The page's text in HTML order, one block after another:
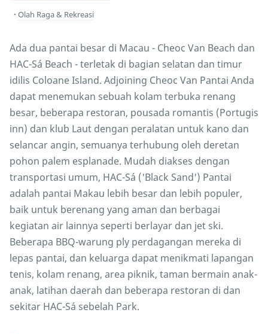
Olah Raga & Rekreasi
Ada dua pantai besar di Macau - Cheoc Van Beach dan
HAC-Sá Beach - terletak di bagian selatan dan timur
idilis Coloane Island. Adjoining Cheoc Van Pantai Anda
dapat menemukan sebuah kolam terbuka renang
besar, beberapa restoran, pousada romantis (Portugis
inn) dan klub Laut dengan peralatan untuk kano dan
selancar angin, semuanya terhubung oleh deretan
pohon palem esplanade. Mudah diakses dengan
transportasi umum, HAC-Sá ('Black Sand') Pantai
adalah pantai Makau lebih besar dan lebih populer,
baik untuk berenang yang aman dan berbagai
kegiatan air lainnya seperti berlayar dan jet ski.
Beberapa BBQ-warung ply perdagangan mereka di
lepas pantai, dan keluarga dapat menikmati lapangan
tenis, kolam renang, area piknik, taman bermain anak-
anak, latihan daerah dan beberapa restoran di dan
sekitar HAC-Sá sebelah Park.